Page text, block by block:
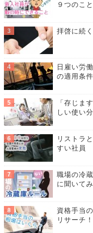
９つのこと
拝啓に続
日雇い労
の適用条件
「存じま
しい使い
リストラ
すい社員
職場の冷
に聞いて
資格手当
リサーチ！